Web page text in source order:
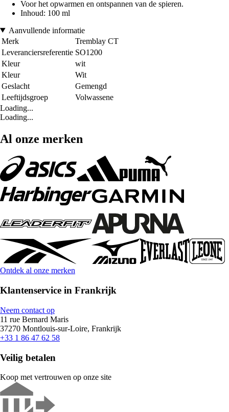
Voor het opwarmen en ontspannen van de spieren.
Inhoud: 100 ml
Aanvullende informatie
Merk
Tremblay CT
Leveranciersreferentie SO1200
Kleur
wit
Kleur
Wit
Geslacht
Gemengd
Leeftijdsgroep
Volwassene
Loading...
Loading...
Al onze merken
Ontdek al onze merken
Klantenservice in Frankrijk
Neem contact op
11 rue Bernard Maris
37270 Montlouis-sur-Loire, Frankrijk
+33 1 86 47 62 58
Veilig betalen
Koop met vertrouwen op onze site